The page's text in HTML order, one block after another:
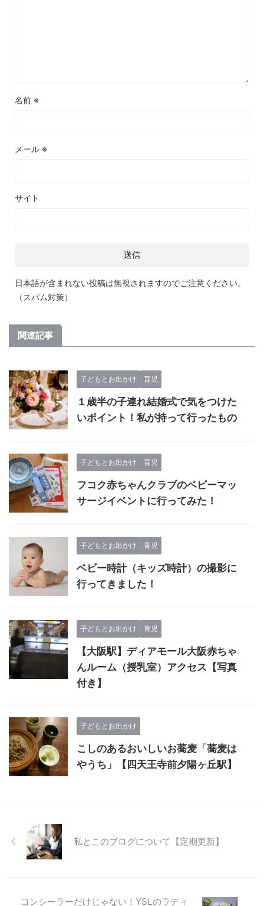
名前 ※
メール ※
サイト
日本語が含まれない投稿は無視されますのでご注意ください。
（スパム対策）
関連記事
子どもとお出かけ 育児
１歳半の子連れ結婚式で気をつけた
いポイント！私が持って行ったもの
子どもとお出かけ 育児
フコク赤ちゃんクラブのベビーマッ
サージイベントに行ってみた！
子どもとお出かけ 育児
ベビー時計（キッズ時計）の撮影に
行ってきました！
子どもとお出かけ 育児
【大阪駅】ディアモール大阪赤ちゃ
んルーム（授乳室）アクセス【写真
付き】
子どもとお出かけ
こしのあるおいしいお蕎麦「蕎麦は
やうち」【四天王寺前夕陽ヶ丘駅】
私とこのブログについて【定期更新】
コンシーラーだけじゃない！YSLのラディ